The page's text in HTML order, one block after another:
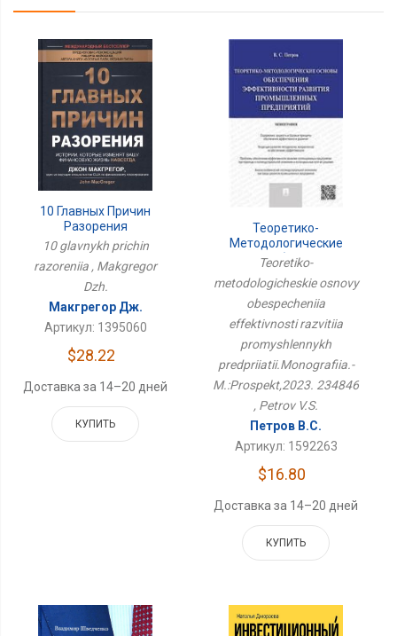
10 Главных Причин
Разорения
10 glavnykh prichin
razoreniia , Makgregor
Dzh.
Макгрегор Дж.
Артикул: 1395060
$28.22
Доставка за 14–20 дней
КУПИТЬ
Теоретико-
Методологические
Основы Обеспечения
Развития
Промышленных
Предприятий.Монография.-
234846
Teoretiko-
metodologicheskie osnovy
obespecheniia
effektivnosti razvitiia
promyshlennykh
predpriiatii.Monografiia.-
M.:Prospekt,2023. 234846
, Petrov V.S.
Петров В.С.
Артикул: 1592263
$16.80
Доставка за 14–20 дней
КУПИТЬ